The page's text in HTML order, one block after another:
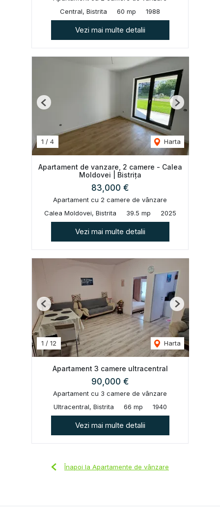
Central, Bistrita
60 mp 1988
Vezi mai multe detalii
1 / 4 Harta
Previous Next
Apartament de vanzare, 2 camere - Calea
Moldovei | Bistrița
83,000 €
Apartament cu 2 camere de vânzare
Calea Moldovei, Bistrita
39.5 mp 2025
Vezi mai multe detalii
1 / 12 Harta
Previous Next
Apartament 3 camere ultracentral
90,000 €
Apartament cu 3 camere de vânzare
Ultracentral, Bistrita
66 mp 1940
Vezi mai multe detalii
Înapoi la Apartamente de vânzare